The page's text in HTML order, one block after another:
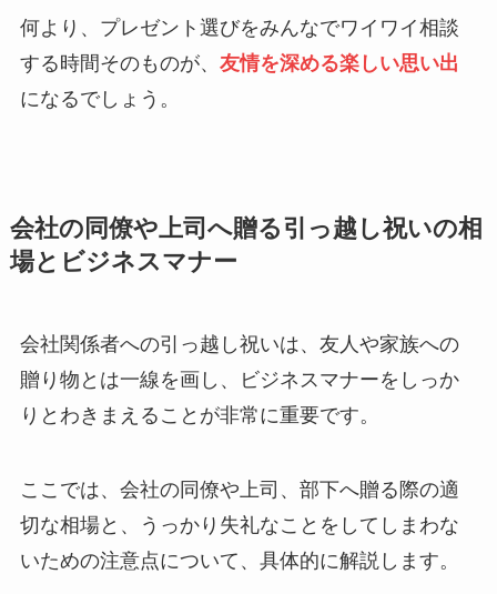
何より、プレゼント選びをみんなでワイワイ相談
する時間そのものが、 友情を深める楽しい思い出
になるでしょう。
会社の同僚や上司へ贈る引っ越し祝いの相
場とビジネスマナー
会社関係者への引っ越し祝いは、友人や家族への
贈り物とは一線を画し、ビジネスマナーをしっか
りとわきまえることが非常に重要です。
ここでは、会社の同僚や上司、部下へ贈る際の適
切な相場と、うっかり失礼なことをしてしまわな
いための注意点について、具体的に解説します。